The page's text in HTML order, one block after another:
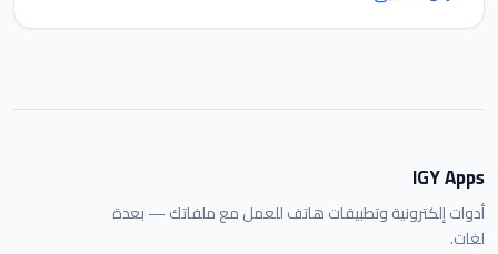
IGY Apps
أدوات إلكترونية وتطبيقات هاتف للعمل مع ملفاتك — بعدة
لغات.